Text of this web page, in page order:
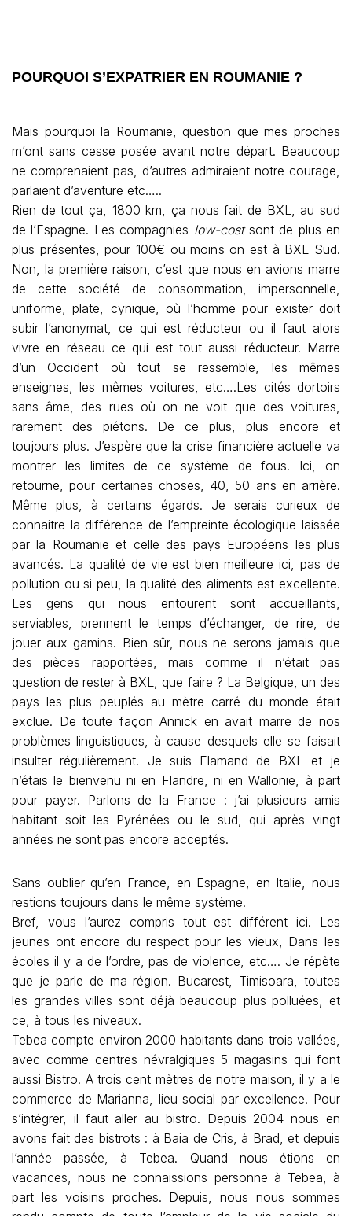
POURQUOI S’EXPATRIER EN ROUMANIE ?
Mais pourquoi la Roumanie, question que mes proches
m’ont sans cesse posée avant notre départ. Beaucoup
ne comprenaient pas, d’autres admiraient notre courage,
parlaient d’aventure etc…..
Rien de tout ça, 1800 km, ça nous fait de BXL, au sud
de l’Espagne. Les compagnies low-costsont de plus en
plus présentes, pour 100€ ou moins on est à BXL Sud.
Non, la première raison, c’est que nous en avions marre
de cette société de consommation, impersonnelle,
uniforme, plate, cynique, où l’homme pour exister doit
subir l’anonymat, ce qui est réducteur ou il faut alors
vivre en réseau ce qui est tout aussi réducteur. Marre
d’un Occident où tout se ressemble, les mêmes
enseignes, les mêmes voitures, etc….Les cités dortoirs
sans âme, des rues où on ne voit que des voitures,
rarement des piétons. De ce plus, plus encore et
toujours plus. J’espère que la crise financière actuelle va
montrer les limites de ce système de fous. Ici, on
retourne, pour certaines choses, 40, 50 ans en arrière.
Même plus, à certains égards. Je serais curieux de
connaitre la différence de l’empreinte écologique laissée
par la Roumanie et celle des pays Européens les plus
avancés. La qualité de vie est bien meilleure ici, pas de
pollution ou si peu, la qualité des aliments est excellente.
Les gens qui nous entourent sont accueillants,
serviables, prennent le temps d’échanger, de rire, de
jouer aux gamins. Bien sûr, nous ne serons jamais que
des pièces rapportées, mais comme il n’était pas
question de rester à BXL, que faire ? La Belgique, un des
pays les plus peuplés au mètre carré du monde était
exclue. De toute façon Annick en avait marre de nos
problèmes linguistiques, à cause desquels elle se faisait
insulter régulièrement. Je suis Flamand de BXL et je
n’étais le bienvenu ni en Flandre, ni en Wallonie, à part
pour payer. Parlons de la France : j’ai plusieurs amis
habitant soit les Pyrénées ou le sud, qui après vingt
années ne sont pas encore acceptés.
Sans oublier qu’en France, en Espagne, en Italie, nous
restions toujours dans le même système.
Bref, vous l’aurez compris tout est différent ici. Les
jeunes ont encore du respect pour les vieux, Dans les
écoles il y a de l’ordre, pas de violence, etc…. Je répète
que je parle de ma région. Bucarest, Timisoara, toutes
les grandes villes sont déjà beaucoup plus polluées, et
ce, à tous les niveaux.
Tebea compte environ 2000 habitants dans trois vallées,
avec comme centres névralgiques 5 magasins qui font
aussi Bistro. A trois cent mètres de notre maison, il y a le
commerce de Marianna, lieu social par excellence. Pour
s’intégrer, il faut aller au bistro. Depuis 2004 nous en
avons fait des bistrots : à Baia de Cris, à Brad, et depuis
l’année passée, à Tebea. Quand nous étions en
vacances, nous ne connaissions personne à Tebea, à
part les voisins proches. Depuis, nous nous sommes